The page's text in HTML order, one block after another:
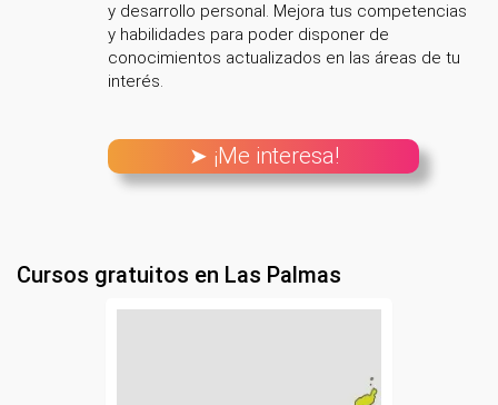
y desarrollo personal. Mejora tus competencias
y habilidades para poder disponer de
conocimientos actualizados en las áreas de tu
interés.
➤ ¡Me interesa!
Cursos gratuitos en Las Palmas